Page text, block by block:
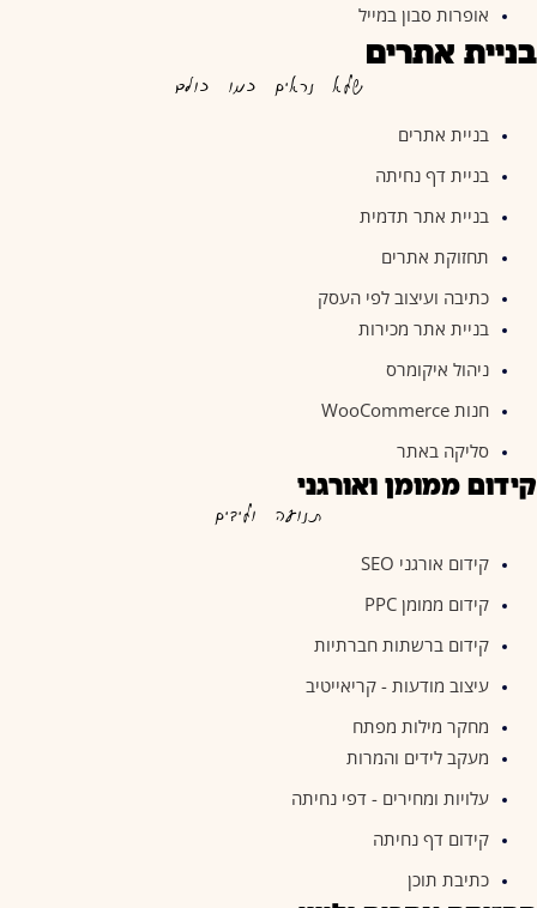
אופרות סבון במייל
בניית אתרים
שלא נראים כמו כולם
בניית אתרים
בניית דף נחיתה
בניית אתר תדמית
תחזוקת אתרים
כתיבה ועיצוב לפי העסק
בניית אתר מכירות
ניהול איקומרס
חנות WooCommerce
סליקה באתר
קידום ממומן ואורגני
תנועה ולידים
קידום אורגני SEO
קידום ממומן PPC
קידום ברשתות חברתיות
עיצוב מודעות - קריאייטיב
מחקר מילות מפתח
מעקב לידים והמרות
עלויות ומחירים - דפי נחיתה
קידום דף נחיתה
כתיבת תוכן